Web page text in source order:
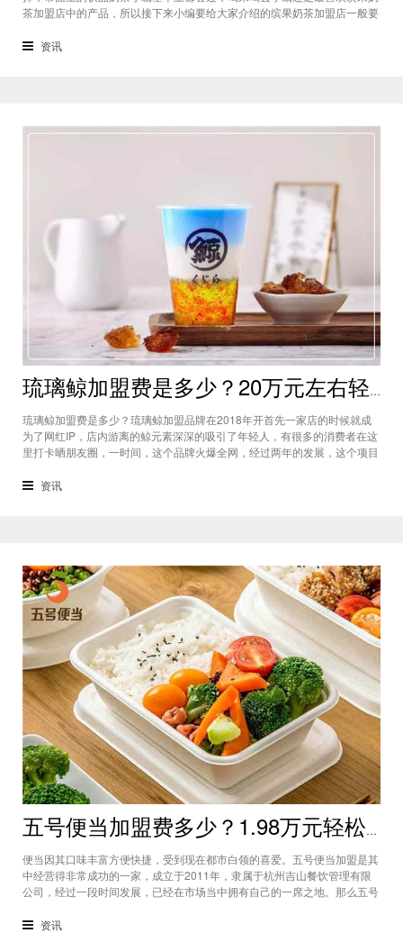
茶加盟店中的产品，所以接下来小编要给大家介绍的缤果奶茶加盟店一般要
拥有自己的店铺也会是一个不错的选择，所以感兴趣的话就跟着小编的步伐
资讯
琉璃鲸加盟费是多少？20万元左右轻松经营网红饮品项目
琉璃鲸加盟费是多少？琉璃鲸加盟品牌在2018年开首先一家店的时候就成
为了网红IP，店内游离的鲸元素深深的吸引了年轻人，有很多的消费者在这
里打卡晒朋友圈，一时间，这个品牌火爆全网，经过两年的发展，这个项目
普及一下知识：琉璃鲸加盟费多少？怎么样？琉璃鲸加盟费是多少？琉璃鲸
资讯
五号便当加盟费多少？1.98万元轻松加盟25万元即可开店
便当因其口味丰富方便快捷，受到现在都市白领的喜爱。五号便当加盟是其
中经营得非常成功的一家，成立于2011年，隶属于杭州吉山餐饮管理有限
公司，经过一段时间发展，已经在市场当中拥有自己的一席之地。那么五号
题，我们以一个40㎡的创业店为例。一是加盟费用，用以获得五号便当品牌
资讯